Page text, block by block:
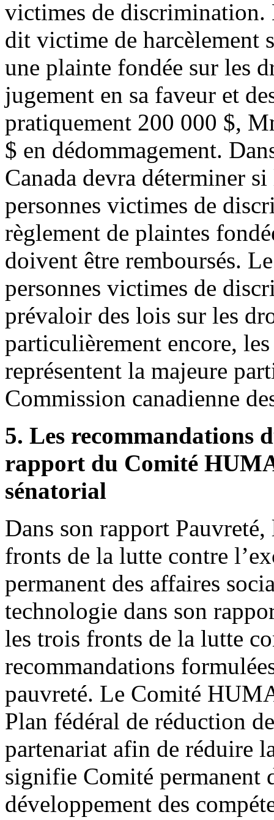
victimes de discrimination.
dit victime de harcèlement
une plainte fondée sur les
jugement en sa faveur et
pratiquement 200 000 $,
$ en dédommagement.
Canada devra déterminer
personnes victimes de
règlement de plaintes
doivent être remboursés.
personnes victimes de
prévaloir des lois sur les
particulièrement encore,
représentent la majeure
Commission canadienne
5. Les recommandations
rapport du Comité
sénatorial
Dans son rapport
fronts de la lutte contre
permanent des affaires
technologie dans son
les trois fronts de la lutte
recommandations
pauvreté. Le Comité
Plan fédéral de réduction
partenariat afin de réduire
signifie Comité permanent
développement des